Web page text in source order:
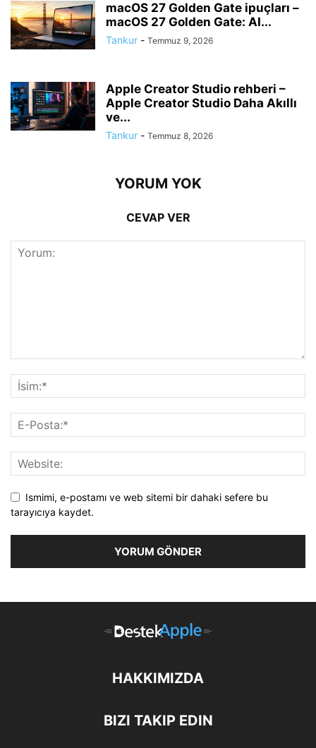
macOS 27 Golden Gate ipuçları –
macOS 27 Golden Gate: AI...
Tankur - Temmuz 9, 2026
Apple Creator Studio rehberi –
Apple Creator Studio Daha Akıllı
ve...
Tankur - Temmuz 8, 2026
YORUM YOK
CEVAP VER
Ismimi, e-postamı ve web sitemi bir dahaki sefere bu
tarayıcıya kaydet.
HAKKIMIZDA
BIZI TAKIP EDIN